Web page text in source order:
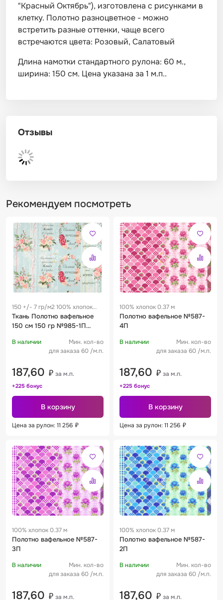
"Красный Октябрь"), изготовлена с рисунками в
клетку. Полотно разноцветное - можно
встретить разные оттенки, чаще всего
встречаются цвета: Розовый, Салатовый
Длина намотки стандартного рулона: 60 м.,
ширина: 150 см. Цена указана за 1 м.п..
Отзывы
Рекомендуем посмотреть
150 +/- 7 гр/м2 100% хлопок
0.37 м
Ткань Полотно вафельное
150 см 150 гр №985-1П
В наличии
Мин. кол-во
для заказа 60 /м.п.
187,60 ₽ за м.п.
+225 бонус
В корзину
Цена за рулон: 11 256 ₽
100% хлопок 0.37 м
Полотно вафельное №587-
4П
В наличии
Мин. кол-во
для заказа 60 /м.п.
187,60 ₽ за м.п.
+225 бонус
В корзину
Цена за рулон: 11 256 ₽
100% хлопок 0.37 м
Полотно вафельное №587-
3П
В наличии
Мин. кол-во
для заказа 60 /м.п.
187,60 ₽ за м.п.
100% хлопок 0.37 м
Полотно вафельное №587-
2П
В наличии
Мин. кол-во
для заказа 60 /м.п.
187,60 ₽ за м.п.